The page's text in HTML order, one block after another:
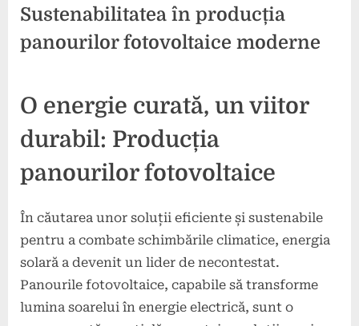
Sustenabilitatea în producția
panourilor fotovoltaice moderne
on
noiembrie
2024
O energie curată, un viitor
durabil: Producția
panourilor fotovoltaice
În căutarea unor soluții eficiente și sustenabile
pentru a combate schimbările climatice, energia
solară a devenit un lider de necontestat.
Panourile fotovoltaice, capabile să transforme
lumina soarelui în energie electrică, sunt o